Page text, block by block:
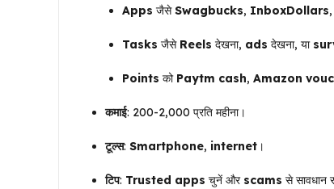
Apps जैसेSwagbucks, InboxDollars
Tasks जैसे Reels देखना, ads देखना, या
Points को Paytm cash, Amazon
कमाई: ₹200-₹2,000 प्रति महीना।
टूल्स: Smartphone, internet ।
टिप: Trusted apps चुनें और scams से सावधान